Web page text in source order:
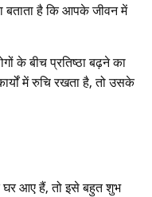
बताता है कि आपके जीवन में
के बीच प्रतिष्ठा बढ़ने का
में रुचि रखता है, तो उसके
आए हैं, तो इसे बहुत शुभ